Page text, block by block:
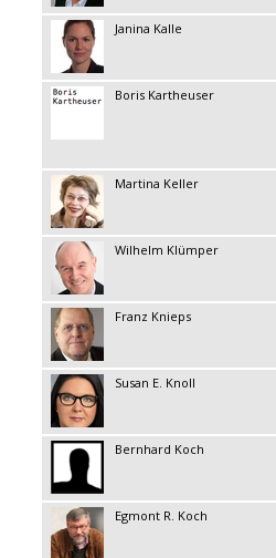
Janina Kalle
Boris Kartheuser
Martina Keller
Wilhelm Klümper
Franz Knieps
Susan E. Knoll
Bernhard Koch
Egmont R. Koch